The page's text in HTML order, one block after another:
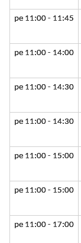
pe 11:00 - 11:45
pe 11:00 - 14:00
pe 11:00 - 14:30
pe 11:00 - 14:30
pe 11:00 - 15:00
pe 11:00 - 15:00
pe 11:00 - 17:00